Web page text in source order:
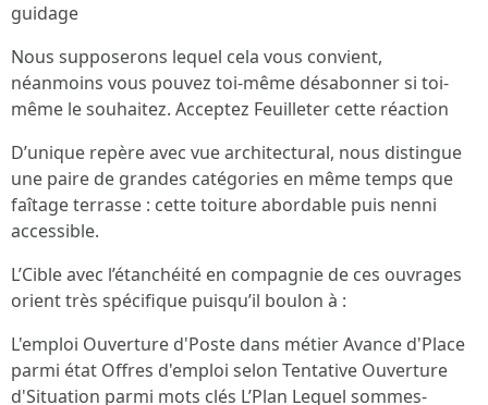
guidage
Nous supposerons lequel cela vous convient,
néanmoins vous pouvez toi-même désabonner si toi-
même le souhaitez. Acceptez Feuilleter cette réaction
D’unique repère avec vue architectural, nous distingue
une paire de grandes catégories en même temps que
faîtage terrasse : cette toiture abordable puis nenni
accessible.
L’Cible avec l’étanchéité en compagnie de ces ouvrages
orient très spécifique puisqu’il boulon à :
L'emploi Ouverture d'Poste dans métier Avance d'Place
parmi état Offres d'emploi selon Tentative Ouverture
d'Situation parmi mots clés L’Plan Lequel sommes-